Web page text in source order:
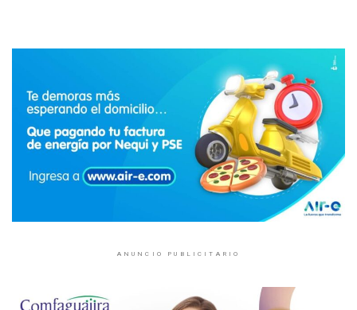
ANUNCIO PUBLICITARIO